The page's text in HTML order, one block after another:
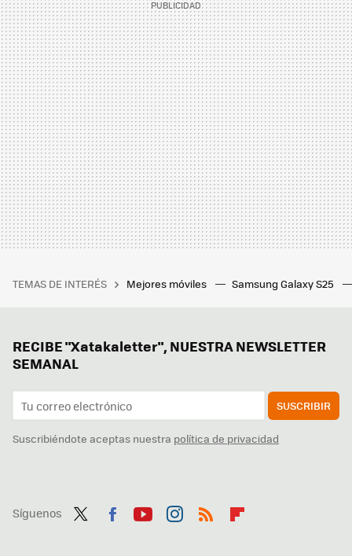
TEMAS DE INTERÉS Mejores móviles Samsung Galaxy S25
RECIBE "Xatakaletter", NUESTRA NEWSLETTER
SEMANAL
SUSCRIBIR
Suscribiéndote aceptas nuestra política de privacidad
Síguenos